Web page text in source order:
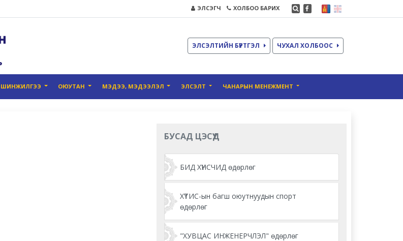
ЭЛСЭГЧ ХОЛБОО БАРИХ
ЭЛСЭЛТИЙН БҮРТГЭЛ ЧУХАЛ ХОЛБООС
ОЮУТАН МЭДЭЭ, МЭДЭЭЛЭЛ ЭЛСЭЛТ ЧАНАРЫН МЕНЕЖМЕНТ
БУСАД ЦЭСҮҮД
БИД ХҮНСЧИД өдөрлөг
ХҮТИС-ын багш оюутнуудын спорт
өдөрлөг
"ХУВЦАС ИНЖЕНЕРЧЛЭЛ" өдөрлөг